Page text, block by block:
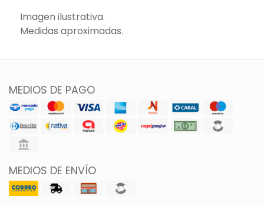
Imagen ilustrativa.
Medidas aproximadas.
MEDIOS DE PAGO
MEDIOS DE ENVÍO